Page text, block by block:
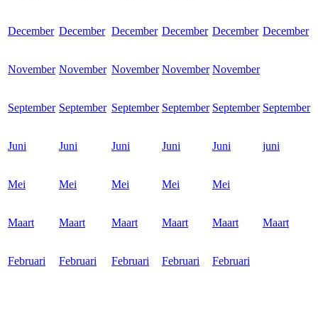
December December December December December December
November November November November November
September September September September September September
Juni Juni Juni Juni Juni juni
Mei Mei Mei Mei Mei
Maart Maart Maart Maart Maart Maart
Februari Februari Februari Februari Februari